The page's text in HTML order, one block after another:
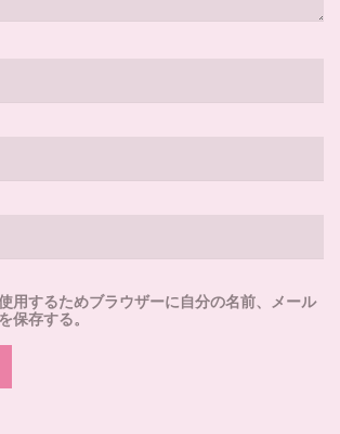
用するためブラウザーに自分の名前、メール
保存する。